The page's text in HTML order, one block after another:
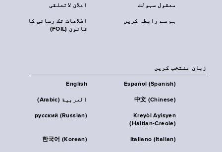
اعلان لاتعلقی معقول سہولت
اطلاعات تک رسائی کا
قانون (FOIL)
ہم سے رابطہ کریں
زبان منتخب کریں
English Español (Spanish)
العربية (Arabic) 中文 (Chinese)
русский (Russian)
Kreyòl Ayisyen
(Haitian-Creole)
한국어 (Korean) Italiano (Italian)